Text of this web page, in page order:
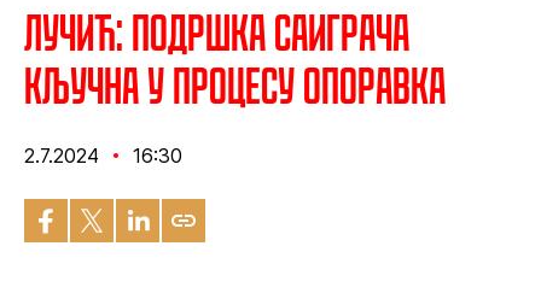
Лучић: Подршка саиграча
кључна у процесу опоравка
2.7.2024 16:30